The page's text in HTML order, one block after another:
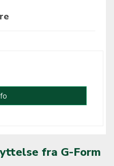
fra G-Form